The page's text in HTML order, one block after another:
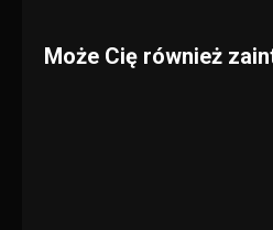
Może Cię również